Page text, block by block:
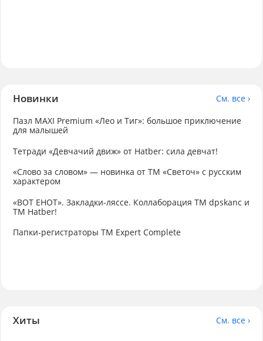
Новинки
См. все ›
Пазл MAXI Premium «Лео и Тиг»: большое приключение
для малышей
Тетради «Девчачий движ» от Hatber: сила девчат!
«Слово за словом» — новинка от ТМ «Светоч» с русским
характером
«ВОТ ЕНОТ». Закладки-ляссе. Коллаборация TM dpskanc и
ТМ Hatber!
Папки-регистраторы ТМ Expert Complete
Хиты См. все ›